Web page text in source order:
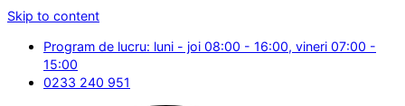
Skip to content
Program de lucru: luni - joi 08:00 - 16:00, vineri 07:00 -
15:00
0233 240 951